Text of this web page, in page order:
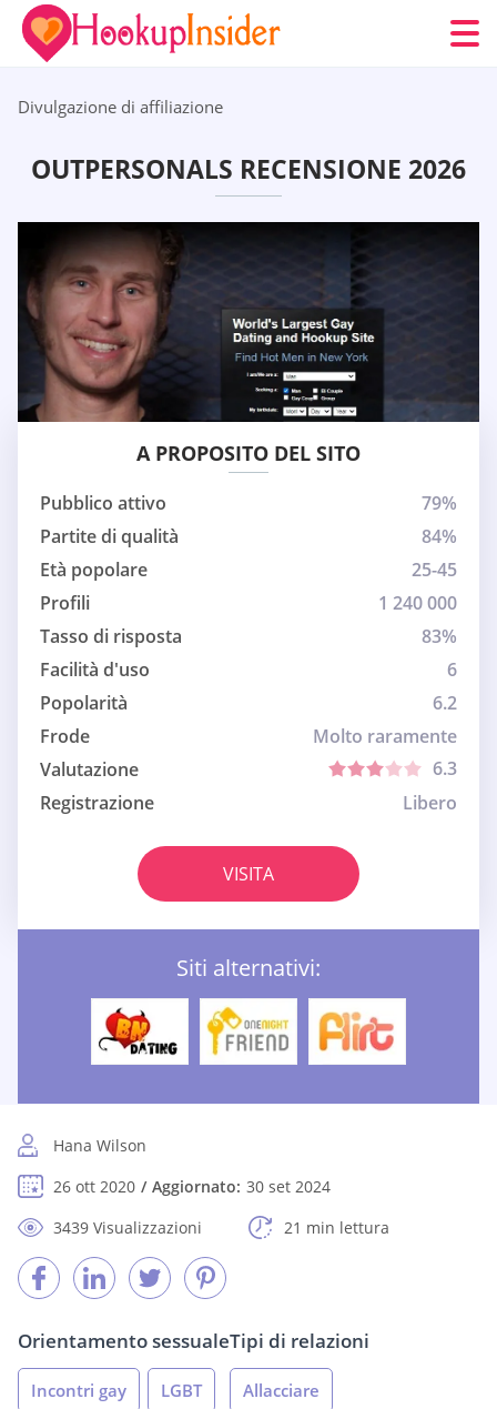
Divulgazione di affiliazione
OUTPERSONALS RECENSIONE 2026
A PROPOSITO DEL SITO
Pubblico attivo
79%
Partite di qualità
84%
Età popolare
25-45
Profili
1 240 000
Tasso di risposta
83%
Facilità d'uso
6
Popolarità
6.2
Frode
Molto raramente
Valutazione
6.3
Registrazione
Libero
VISITA
Siti alternativi:
Hana Wilson
26 ott 2020
Aggiornato: 30 set 2024
3439 Visualizzazioni
21 min lettura
Orientamento sessuale
Incontri gay LGBT
Tipi di relazioni
Allacciare